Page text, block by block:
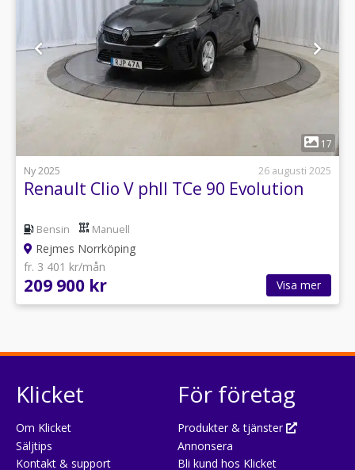
17
Ny 2025
26 augusti 2025
Renault Clio V phII TCe 90 Evolution
Bensin Manuell
Rejmes Norrköping
fr. 3 401 kr/mån
209 900 kr Visa mer
Klicket
Om Klicket
Säljtips
Kontakt & support
För företag
Produkter & tjänster
Annonsera
Bli kund hos Klicket